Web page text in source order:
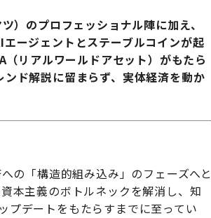
）のプロフェッショナル陣に加え、
ージェントとステーブルコインが起
リアルワールドアセット）がもたら
ンド解説に留まらず、実体経済を動か
の「構造的組み込み」のフェーズへと
本主義のボトルネックを解消し、知
プデートをもたらすまでに至ってい